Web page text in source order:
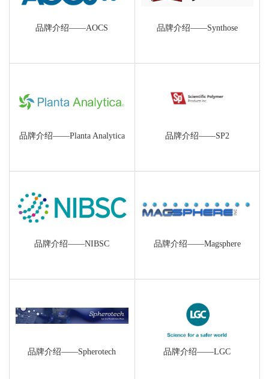
品牌介绍——AOCS 品牌介绍——Synthose
品牌介绍——Planta Analytica 品牌介绍——SP2
品牌介绍——NIBSC 品牌介绍——Magsphere
品牌介绍——Spherotech 品牌介绍——LGC